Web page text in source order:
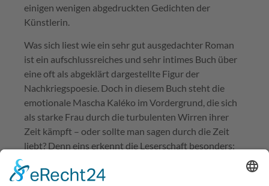
einigen wenigen abgedruckten Gedichten der
Künstlerin.
Was sich liest wie ein sehr gut ausgedachter Roman
ist ein aufschlussreiches und sehr intimes Buch über
eine oft als abgeklärt dargestellte Figur der
Nachkriegspoesie. Doch in diesem Buch steht die
emotionale Mascha Kaléko im Vordergrund, die sich
als starke Frau durch die turbulenten Wirren ihrer
Zeit kämpft – oder sollte man sagen durch die Zeit
liebt? Denn eins erkennt die Leserschaft besonders:
war … die Freiheit.